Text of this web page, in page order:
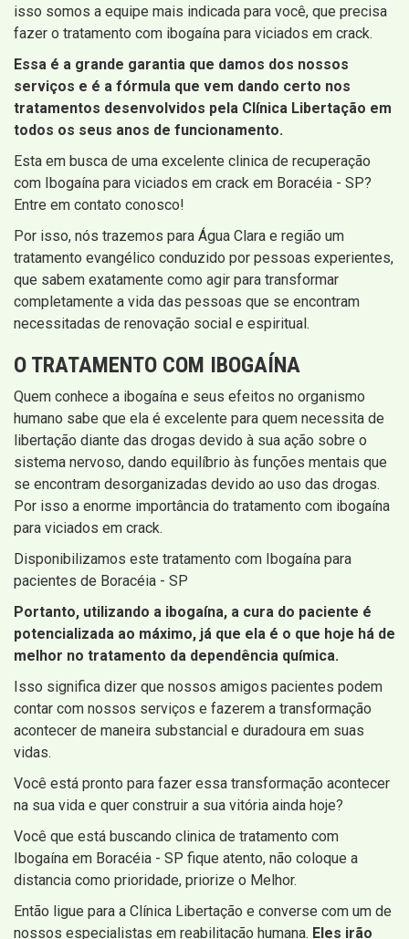
isso somos a equipe mais indicada para você, que precisa
fazer o tratamento com ibogaína para viciados em crack.
Essa é a grande garantia que damos dos nossos
serviços e é a fórmula que vem dando certo nos
tratamentos desenvolvidos pela Clínica Libertação em
todos os seus anos de funcionamento.
Esta em busca de uma excelente clinica de recuperação
com Ibogaína para viciados em crack em Boracéia - SP?
Entre em contato conosco!
Por isso, nós trazemos para Água Clara e região um
tratamento evangélico conduzido por pessoas experientes,
que sabem exatamente como agir para transformar
completamente a vida das pessoas que se encontram
necessitadas de renovação social e espiritual.
O TRATAMENTO COM IBOGAÍNA
Quem conhece a ibogaína e seus efeitos no organismo
humano sabe que ela é excelente para quem necessita de
libertação diante das drogas devido à sua ação sobre o
sistema nervoso, dando equilíbrio às funções mentais que
se encontram desorganizadas devido ao uso das drogas.
Por isso a enorme importância do tratamento com ibogaína
para viciados em crack.
Disponibilizamos este tratamento com Ibogaína para
pacientes de Boracéia - SP
Portanto, utilizando a ibogaína, a cura do paciente é
potencializada ao máximo, já que ela é o que hoje há de
melhor no tratamento da dependência química.
Isso significa dizer que nossos amigos pacientes podem
contar com nossos serviços e fazerem a transformação
acontecer de maneira substancial e duradoura em suas
vidas.
Você está pronto para fazer essa transformação acontecer
na sua vida e quer construir a sua vitória ainda hoje?
Você que está buscando clinica de tratamento com
Ibogaína em Boracéia - SP fique atento, não coloque a
distancia como prioridade, priorize o Melhor.
Então ligue para a Clínica Libertação e converse com um de
nossos especialistas em reabilitação humana. Eles irão